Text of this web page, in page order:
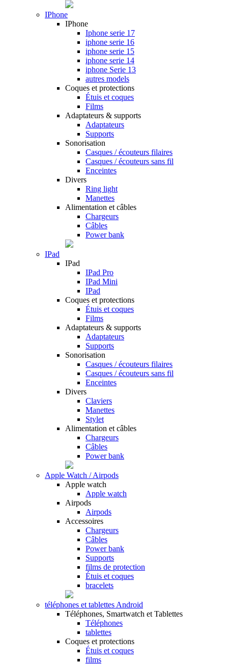
IPhone
IPhone
Iphone serie 17
iphone serie 16
iphone serie 15
iphone serie 14
iphone Serie 13
autres models
Coques et protections
Étuis et coques
Films
Adaptateurs & supports
Adaptateurs
Supports
Sonorisation
Casques / écouteurs filaires
Casques / écouteurs sans fil
Enceintes
Divers
Ring light
Manettes
Alimentation et câbles
Chargeurs
Câbles
Power bank
IPad
IPad
IPad Pro
IPad Mini
IPad
Coques et protections
Étuis et coques
Films
Adaptateurs & supports
Adaptateurs
Supports
Sonorisation
Casques / écouteurs filaires
Casques / écouteurs sans fil
Enceintes
Divers
Claviers
Manettes
Stylet
Alimentation et câbles
Chargeurs
Câbles
Power bank
Apple Watch / Airpods
Apple watch
Apple watch
Airpods
Airpods
Accessoires
Chargeurs
Câbles
Power bank
Supports
films de protection
Étuis et coques
bracelets
téléphones et tablettes Android
Téléphones, Smartwatch et Tablettes
Téléphones
tablettes
Coques et protections
Étuis et coques
films